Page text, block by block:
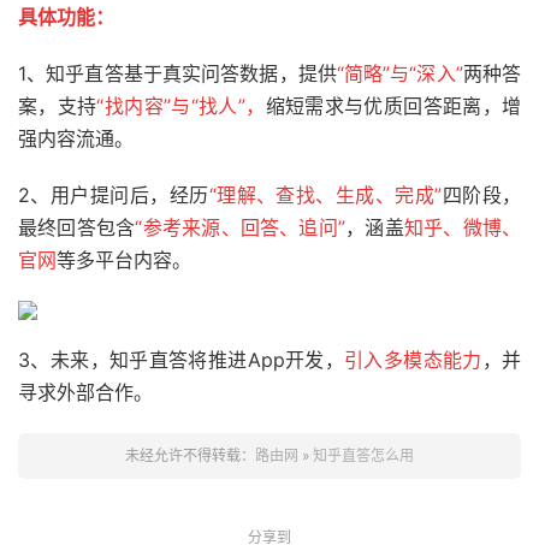
具体功能：
1、知乎直答基于真实问答数据，提供“简略”与“深入”两种答
案，支持“找内容”与“找人”， 缩短需求与优质回答距离，增
强内容流通。
2、用户提问后，经历“理解、查找、生成、完成”四阶段，
最终回答包含“参考来源、回答、追问”，涵盖知乎、微博、
官网等多平台内容。
3、未来，知乎直答将推进App开发， 引入多模态能力 ，并
寻求外部合作。
未经允许不得转载： 路由网 » 知乎直答怎么用
分享到